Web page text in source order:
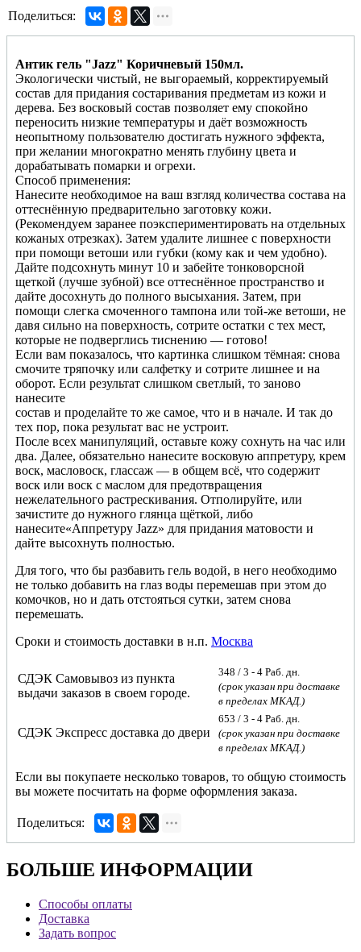
Поделиться:
Антик гель "Jazz" Коричневый 150мл.
Экологически чистый, не выгораемый, корректируемый
состав для придания состаривания предметам из кожи и
дерева. Без восковый состав позволяет ему спокойно
переносить низкие температуры и даёт возможность
неопытному пользователю достигать нужного эффекта,
при желании многократно менять глубину цвета и
дорабатывать помарки и огрехи.
Способ применения:
Нанесите необходимое на ваш взгляд количества состава на
оттеснённую предварительно заготовку кожи.
(Рекомендуем заранее поэкспериментировать на отдельных
кожаных отрезках). Затем удалите лишнее с поверхности
при помощи ветоши или губки (кому как и чем удобно).
Дайте подсохнуть минут 10 и забейте тонковорсной
щеткой (лучше зубной) все оттеснённое пространство и
дайте досохнуть до полного высыхания. Затем, при
помощи слегка смоченного тампона или той-же ветоши, не
давя сильно на поверхность, сотрите остатки с тех мест,
которые не подверглись тиснению — готово!
Если вам показалось, что картинка слишком тёмная: снова
смочите тряпочку или салфетку и сотрите лишнее и на
оборот. Если результат слишком светлый, то заново
нанесите
состав и проделайте то же самое, что и в начале. И так до
тех пор, пока результат вас не устроит.
После всех манипуляций, оставьте кожу сохнуть на час или
два. Далее, обязательно нанесите восковую аппретуру, крем
воск, масловоск, глассаж — в общем всё, что содержит
воск или воск с маслом для предотвращения
нежелательного растрескивания. Отполируйте, или
зачистите до нужного глянца щёткой, либо
нанесите«Аппретуру Jazz» для придания матовости и
дайте высохнуть полностью.
Для того, что бы разбавить гель водой, в него необходимо
не только добавить на глаз воды перемешав при этом до
комочков, но и дать отстояться сутки, затем снова
перемешать.
Сроки и стоимость доставки в н.п. Москва
СДЭК Самовывоз из пункта
выдачи заказов в своем городе.
348 / 3 - 4 Раб. дн.
(срок указан при доставке
в пределах МКАД.)
СДЭК Экспресс доставка до двери
653 / 3 - 4 Раб. дн.
(срок указан при доставке
в пределах МКАД.)
Если вы покупаете несколько товаров, то общую стоимость
вы можете посчитать на форме оформления заказа.
Поделиться:
БОЛЬШЕ ИНФОРМАЦИИ
Способы оплаты
Доставка
Задать вопрос